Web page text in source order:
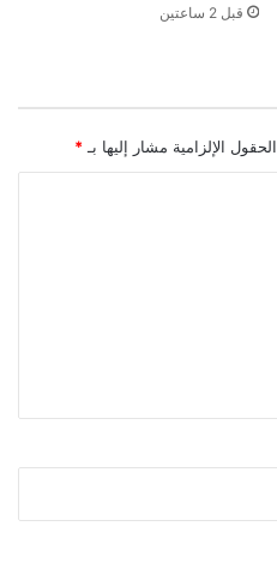
قبل 2 ساعتين
الحقول الإلزامية مشار إليها بـ *